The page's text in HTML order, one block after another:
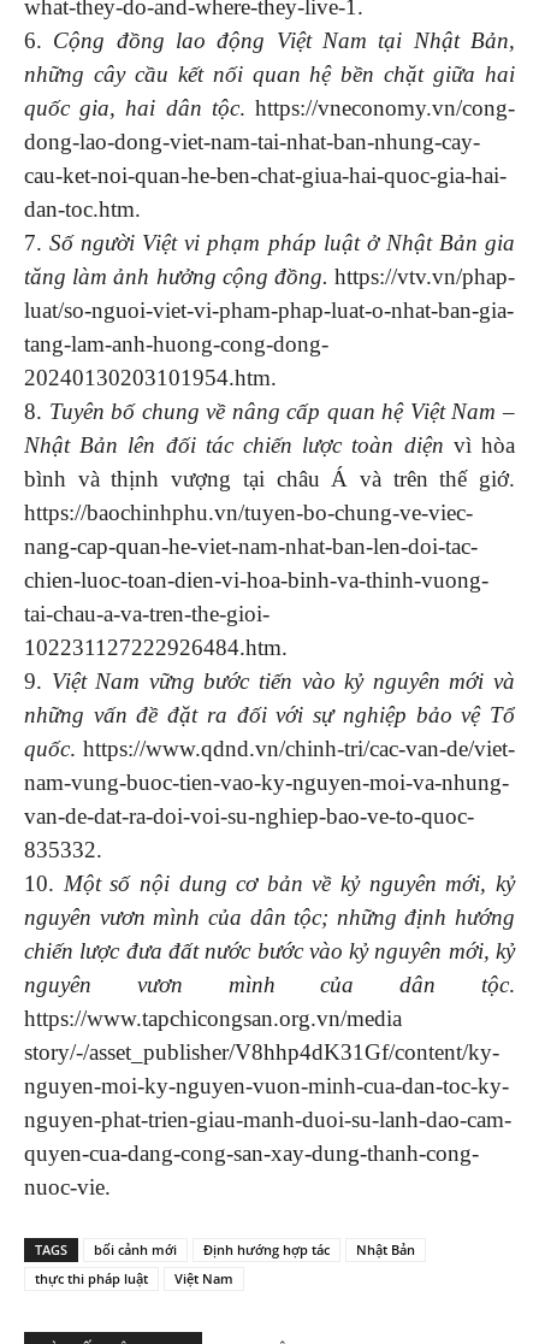
what-they-do-and-where-they-live-1.
6. Cộng đồng lao động Việt Nam tại Nhật Bản,
những cây cầu kết nối quan hệ bền chặt giữa hai
quốc gia, hai dân tộc. https://vneconomy.vn/cong-
dong-lao-dong-viet-nam-tai-nhat-ban-nhung-cay-
cau-ket-noi-quan-he-ben-chat-giua-hai-quoc-gia-hai-
dan-toc.htm.
7.Số người Việt vi phạm pháp luật ở Nhật Bản gia
tăng làm ảnh hưởng cộng đồng. https://vtv.vn/phap-
luat/so-nguoi-viet-vi-pham-phap-luat-o-nhat-ban-gia-
tang-lam-anh-huong-cong-dong-
20240130203101954.htm.
8. Tuyên bố chung về nâng cấp quan hệ Việt Nam –
Nhật Bản lên đối tác chiến lược toàn diện vì hòa
bình và thịnh vượng tại châu Á và trên thế giớ.
https://baochinhphu.vn/tuyen-bo-chung-ve-viec-
nang-cap-quan-he-viet-nam-nhat-ban-len-doi-tac-
chien-luoc-toan-dien-vi-hoa-binh-va-thinh-vuong-
tai-chau-a-va-tren-the-gioi-
102231127222926484.htm.
9. Việt Nam vững bước tiến vào kỷ nguyên mới và
những vấn đề đặt ra đối với sự nghiệp bảo vệ Tổ
quốc. https://www.qdnd.vn/chinh-tri/cac-van-de/viet-
nam-vung-buoc-tien-vao-ky-nguyen-moi-va-nhung-
van-de-dat-ra-doi-voi-su-nghiep-bao-ve-to-quoc-
835332.
10. Một số nội dung cơ bản về kỷ nguyên mới, kỷ
nguyên vươn mình của dân tộc; những định hướng
chiến lược đưa đất nước bước vào kỷ nguyên mới, kỷ
nguyên vươn mình của dân tộc.
https://www.tapchicongsan.org.vn/media
story/-/asset_publisher/V8hhp4dK31Gf/content/ky-
nguyen-moi-ky-nguyen-vuon-minh-cua-dan-toc-ky-
nguyen-phat-trien-giau-manh-duoi-su-lanh-dao-cam-
quyen-cua-dang-cong-san-xay-dung-thanh-cong-
nuoc-vie.
TAGS bối cảnh mới Định hướng hợp tác
Nhật Bản
thực thi pháp luật
Việt Nam